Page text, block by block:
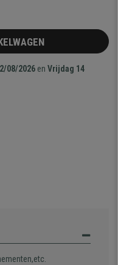
08/2026 en Vrijdag 14